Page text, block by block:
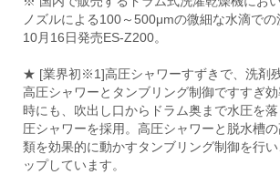
ノズルによる100～500μmの微細な水滴で
10月16日発売ES-Z200。
★ [業界初※1]高圧シャワーすずきで、洗剤
高圧シャワーとタンブリング制御ですすぎ
時にも、吹出し口からドラム奥まで水圧を
圧シャワーを採用。高圧シャワーと脱水槽
類を効果的に動かすタンブリング制御を行
ップしています。